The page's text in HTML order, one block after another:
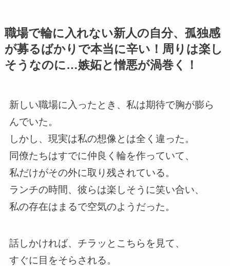
職場で輪に入れない新人の自分、孤独感
が募るばかりで本当に辛い！周りは楽し
そうなのに…嫉妬と憎悪が渦巻く！
新しい職場に入ったとき、私は期待で胸が膨ら
んでいた。
しかし、現実は私の想像とは全く違った。
同僚たちはすでに仲良く輪を作っていて、
私だけがその外に取り残されている。
ランチの時間、彼らは楽しそうに笑い合い、
私の存在はまるで空気のようだった。
話しかければ、チラッとこちらを見て、
すぐに目をそらされる。